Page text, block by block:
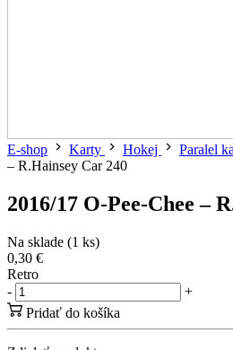
E-shop Karty Hokej Paralel
– R.Hainsey Car 240
2016/17 O-Pee-Chee –
Na sklade (1 ks)
0,30 €
Retro
-
+
Pridať do košíka